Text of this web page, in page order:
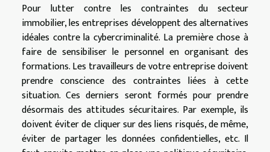
Pour lutter contre les contraintes du secteur
immobilier, les entreprises développent des alternatives
idéales contre la cybercriminalité. La première chose à
faire de sensibiliser le personnel en organisant des
formations. Les travailleurs de votre entreprise doivent
prendre conscience des contraintes liées à cette
situation. Ces derniers seront formés pour prendre
désormais des attitudes sécuritaires. Par exemple, ils
doivent éviter de cliquer sur des liens risqués, de même,
éviter de partager les données confidentielles, etc. Il